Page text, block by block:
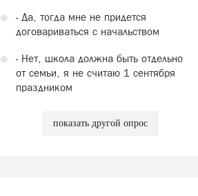
- Да, тогда мне не придется
договариваться с начальством
- Нет, школа должна быть отдельно
от семьи, я не считаю 1 сентября
праздником
показать другой опрос